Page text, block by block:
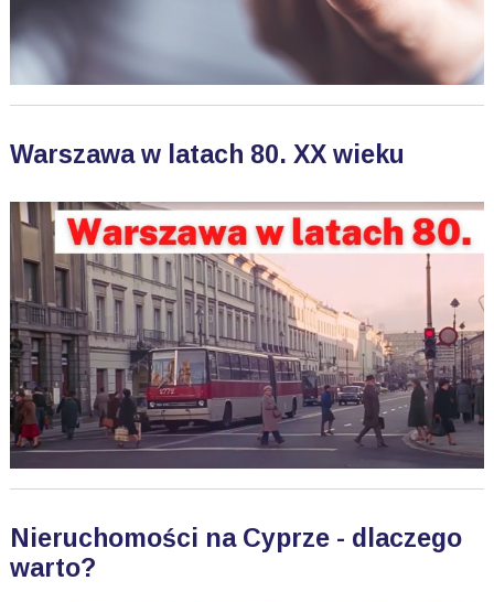
Warszawa w latach 80. XX wieku
Nieruchomości na Cyprze - dlaczego
warto?